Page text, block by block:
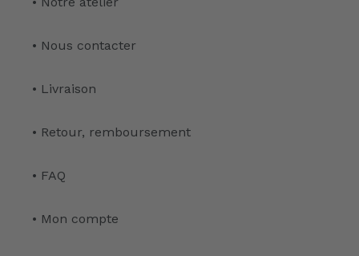
• Nous contacter
• Livraison
• Retour, remboursement
• FAQ
• Mon compte